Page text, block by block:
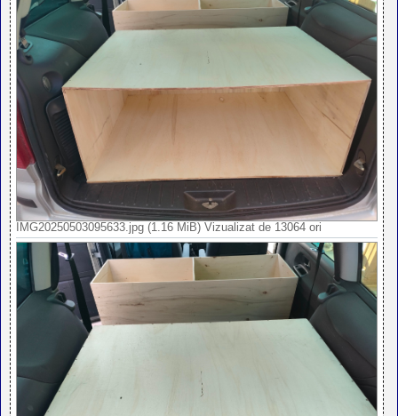
IMG20250503095633.jpg (1.16 MiB) Vizualizat de 13064 ori